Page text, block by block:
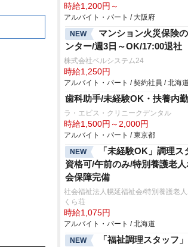
時給1,200円～
アルバイト・パート / 大阪府
NEW
マンション火災保険
ンター/週3日～OK/17:00退社
株式会社ベルシステム24
時給1,250円
アルバイト・パート / 契約社員 / 北海道
歯科助手/未経験OK・扶養内
ラ・エビス・クリニークデンタル
時給1,500円～2,000円
アルバイト・パート / 東京都
NEW
「未経験OK」調理ス
資格可/午前のみ/特別養護老
会保障完備
社会福祉法人幌延福祉会/特別養護老
くら荘
時給1,075円
アルバイト・パート / 北海道
NEW
「福祉調理スタッフ